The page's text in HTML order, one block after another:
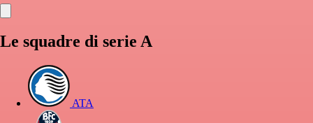
Le squadre di serie A
ATA